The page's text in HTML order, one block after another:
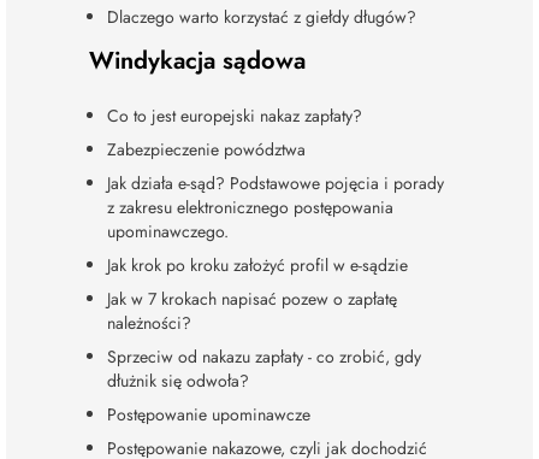
Dlaczego warto korzystać z giełdy długów?
Windykacja sądowa
Co to jest europejski nakaz zapłaty?
Zabezpieczenie powództwa
Jak działa e-sąd? Podstawowe pojęcia i porady
z zakresu elektronicznego postępowania
upominawczego.
Jak krok po kroku założyć profil w e-sądzie
Jak w 7 krokach napisać pozew o zapłatę
należności?
Sprzeciw od nakazu zapłaty - co zrobić, gdy
dłużnik się odwoła?
Postępowanie upominawcze
Postępowanie nakazowe, czyli jak dochodzić